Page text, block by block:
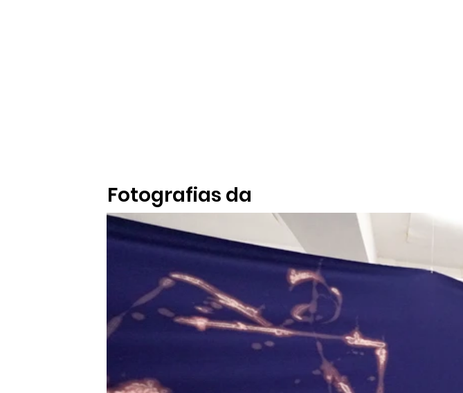
Fotografias da
Exposição